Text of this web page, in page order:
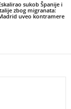
sukob Španije i
zbog migranata:
uveo kontramere